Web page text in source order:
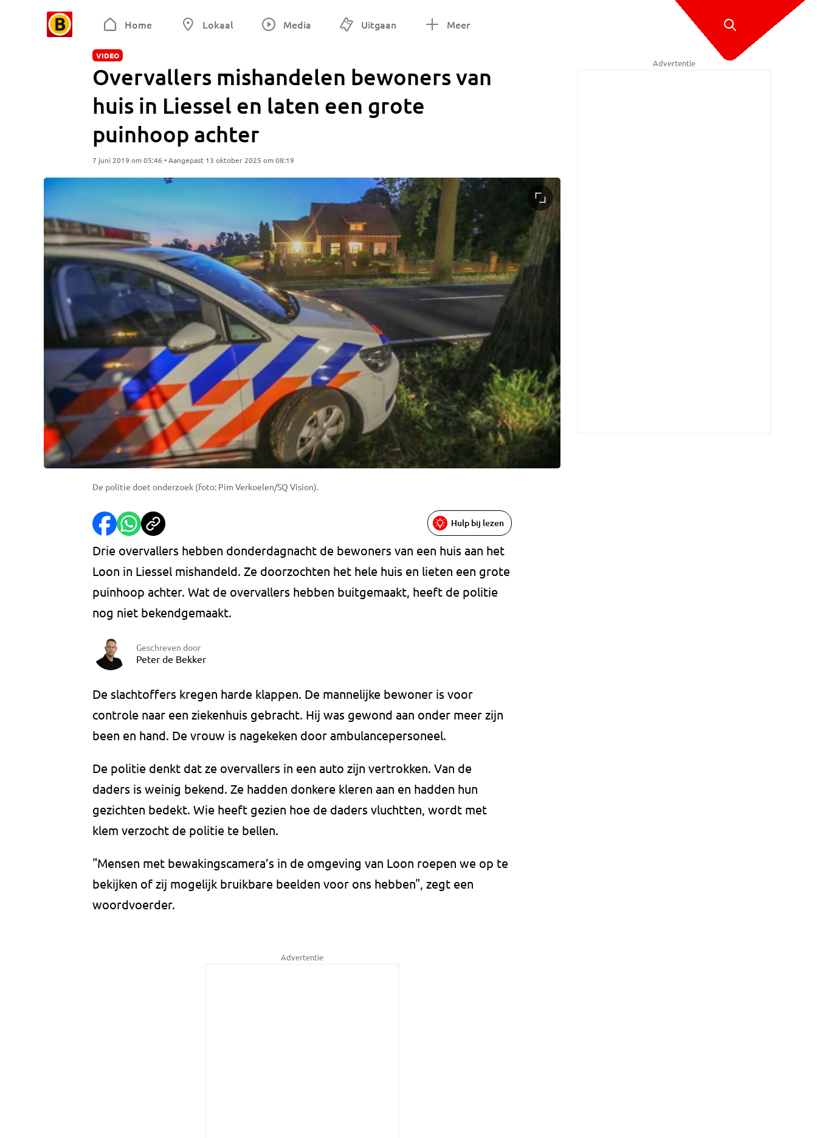
Home Lokaal Media Uitgaan Meer
VIDEO
Overvallers mishandelen bewoners van
huis in Liessel en laten een grote
puinhoop achter
7 juni 2019 om 05:46 • Aangepast 13 oktober 2025 om 08:19
De politie doet onderzoek (foto: Pim Verkoelen/SQ Vision).
Hulp bij lezen
Drie overvallers hebben donderdagnacht de bewoners van een huis aan het
Loon in Liessel mishandeld. Ze doorzochten het hele huis en lieten een grote
puinhoop achter. Wat de overvallers hebben buitgemaakt, heeft de politie
nog niet bekendgemaakt.
Geschreven door
Peter de Bekker
De slachtoffers kregen harde klappen. De mannelijke bewoner is voor
controle naar een ziekenhuis gebracht. Hij was gewond aan onder meer zijn
been en hand. De vrouw is nagekeken door ambulancepersoneel.
De politie denkt dat ze overvallers in een auto zijn vertrokken. Van de
daders is weinig bekend. Ze hadden donkere kleren aan en hadden hun
gezichten bedekt. Wie heeft gezien hoe de daders vluchtten, wordt met
klem verzocht de politie te bellen.
"Mensen met bewakingscamera’s in de omgeving van Loon roepen we op te
bekijken of zij mogelijk bruikbare beelden voor ons hebben", zegt een
woordvoerder.
Advertentie
Advertentie